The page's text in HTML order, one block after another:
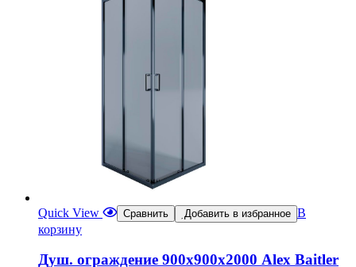
Quick View Сравнить Добавить в избранное В
корзину
Душ. ограждение 900х900х2000 Alex Baitler